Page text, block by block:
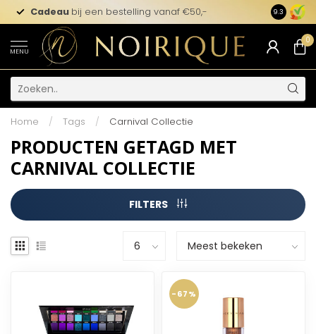
Cadeau bij een bestelling vanaf €50,- 9.3
MENU
0
Home / Tags / Carnival Collectie
PRODUCTEN GETAGD MET
CARNIVAL COLLECTIE
FILTERS
-67%